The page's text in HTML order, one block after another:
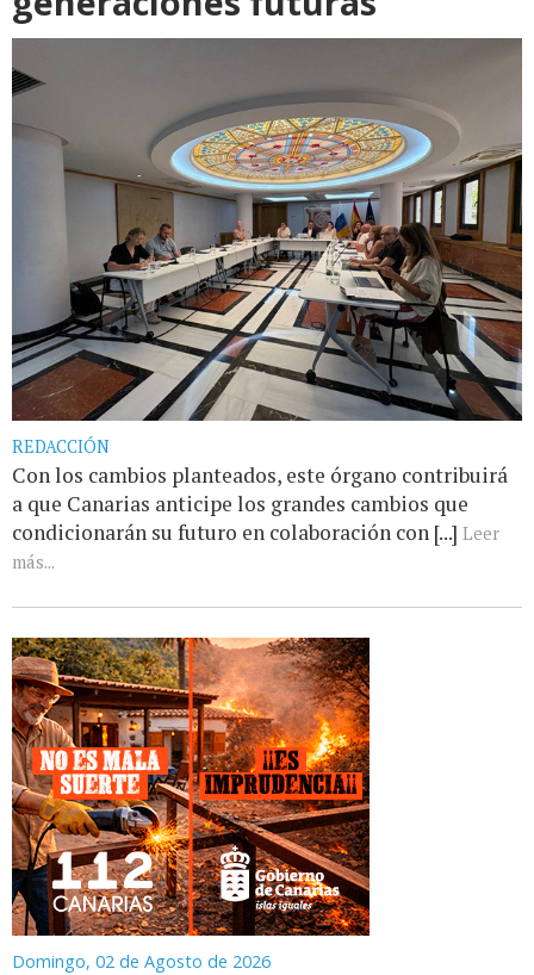
REDACCIÓN
Con los cambios planteados, este órgano contribuirá
a que Canarias anticipe los grandes cambios que
condicionarán su futuro en colaboración con [...] Leer
más...
Domingo, 02 de Agosto de 2026